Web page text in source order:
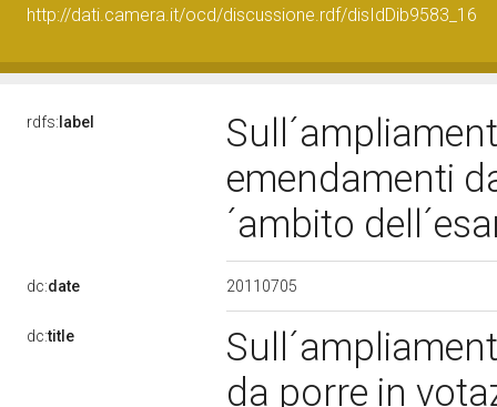
http://dati.camera.it/ocd/discussione.rdf/disIdDib9583_16
rdfs: label
emendamenti
´ambito
dc:date 20110705
dc:title
da porre in